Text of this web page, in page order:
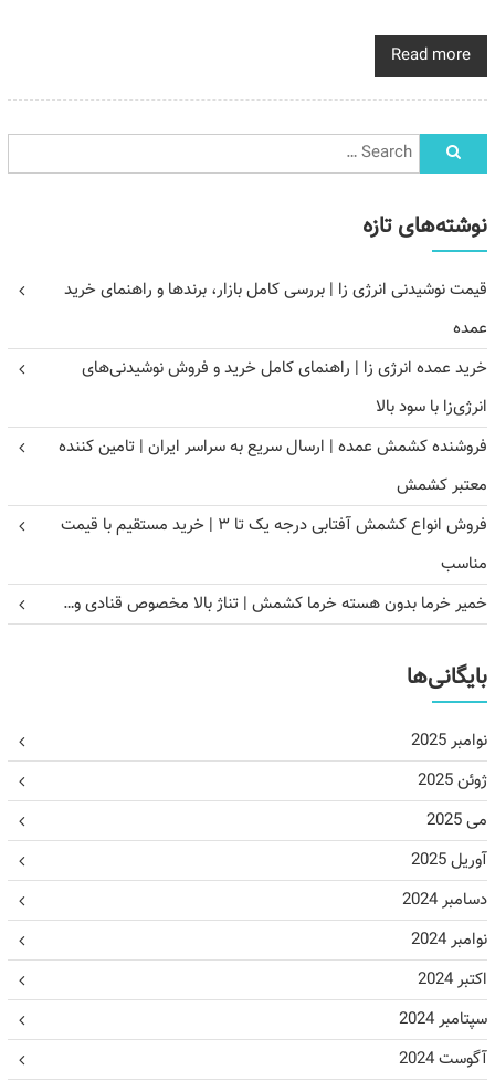
Read more
نوشته‌های تازه
قیمت نوشیدنی انرژی زا | بررسی کامل بازار، برندها و راهنمای خرید
عمده
خرید عمده انرژی زا | راهنمای کامل خرید و فروش نوشیدنی‌های
انرژی‌زا با سود بالا
فروشنده کشمش عمده | ارسال سریع به سراسر ایران | تامین کننده
معتبر کشمش
فروش انواع کشمش آفتابی درجه یک تا ۳ | خرید مستقیم با قیمت
مناسب
خمیر خرما بدون هسته خرما کشمش | تناژ بالا مخصوص قنادی و…
بایگانی‌ها
نوامبر 2025
ژوئن 2025
می 2025
آوریل 2025
دسامبر 2024
نوامبر 2024
اکتبر 2024
سپتامبر 2024
آگوست 2024